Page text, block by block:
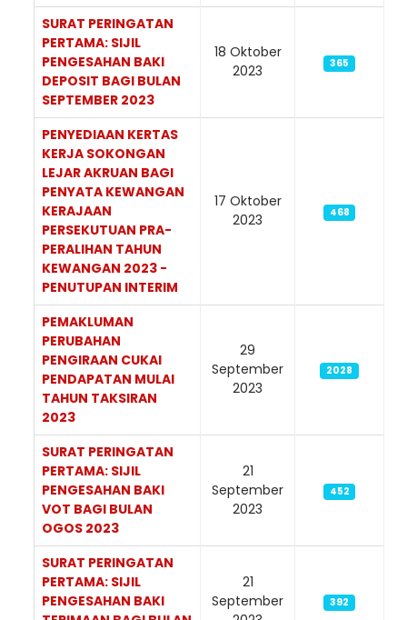
SURAT PERINGATAN
PERTAMA: SIJIL
PENGESAHAN BAKI
DEPOSIT BAGI BULAN
SEPTEMBER 2023
18 Oktober
2023
365
PENYEDIAAN KERTAS
KERJA SOKONGAN
LEJAR AKRUAN BAGI
PENYATA KEWANGAN
KERAJAAN
PERSEKUTUAN PRA-
PERALIHAN TAHUN
KEWANGAN 2023 -
PENUTUPAN INTERIM
17 Oktober
2023
468
PEMAKLUMAN
PERUBAHAN
PENGIRAAN CUKAI
PENDAPATAN MULAI
TAHUN TAKSIRAN
2023
29
September
2023
2028
SURAT PERINGATAN
PERTAMA: SIJIL
PENGESAHAN BAKI
VOT BAGI BULAN
OGOS 2023
21
September
2023
452
SURAT PERINGATAN
PERTAMA: SIJIL
PENGESAHAN BAKI
21
September
392